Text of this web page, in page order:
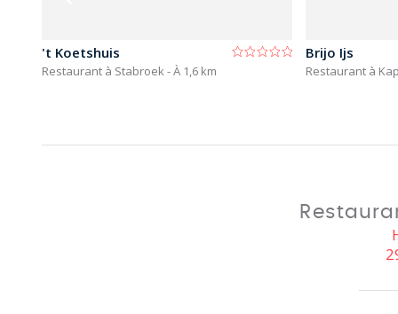
't Koetshuis
Restaurant à Stabroek- À 1,6 km
Brijo Ijs
Restaurant à